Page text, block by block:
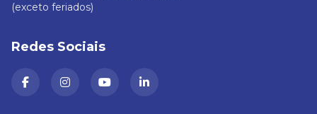
(exceto feriados)
Redes Sociais